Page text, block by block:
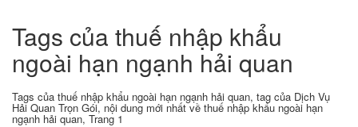
Tags của thuế nhập khẩu
ngoài hạn ngạnh hải quan
Tags của thuế nhập khẩu ngoài hạn ngạnh hải quan, tag của Dịch Vụ
Hải Quan Trọn Gói, nội dung mới nhất về thuế nhập khẩu ngoài hạn
ngạnh hải quan, Trang 1